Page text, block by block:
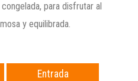
para disfrutar al
y equilibrada.
Entrada